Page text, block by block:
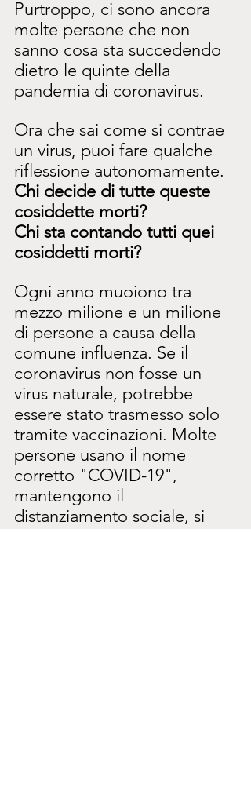
Purtroppo, ci sono ancora
molte persone che non
sanno cosa sta succedendo
dietro le quinte della
pandemia di coronavirus.
Ora che sai come si contrae
un virus, puoi fare qualche
riflessione autonomamente.
Chi decide di tutte queste
cosiddette morti?
Chi sta contando tutti quei
cosiddetti morti?
Ogni anno muoiono tra
mezzo milione e un milione
di persone a causa della
comune influenza. Se il
coronavirus non fosse un
virus naturale, potrebbe
essere stato trasmesso solo
tramite vaccinazioni. Molte
persone usano il nome
corretto "COVID-19",
mantengono il
distanziamento sociale, si